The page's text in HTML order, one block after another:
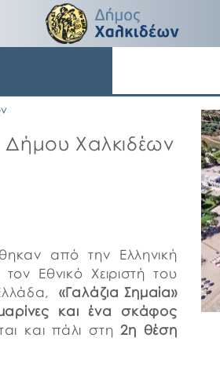
Δήμου Χαλκιδέων
από την Ελληνική
Εθνικό Χειριστή του
Ελλάδα,«Γαλάζια Σημαία»
και ένα σκάφος
και πάλι στη 2η θέση